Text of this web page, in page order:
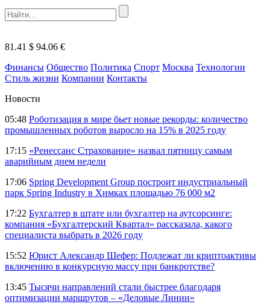
81.41 $ 94.06 €
Финансы Общество Политика Спорт Москва Технологии
Стиль жизни Компании Контакты
Новости
05:48 Роботизация в мире бьет новые рекорды: количество
промышленных роботов выросло на 15% в 2025 году
17:15 «Ренессанс Страхование» назвал пятницу самым
аварийным днем недели
17:06 Spring Development Group построит индустриальный
парк Spring Industry в Химках площадью 76 000 м2
17:22 Бухгалтер в штате или бухгалтер на аутсорсинге:
компания «Бухгалтерский Квартал» рассказала, какого
специалиста выбрать в 2026 году
15:52 Юрист Александр Шефер: Подлежат ли криптоактивы
включению в конкурсную массу при банкротстве?
13:45 Тысячи направлений стали быстрее благодаря
оптимизации маршрутов – «Деловые Линии»